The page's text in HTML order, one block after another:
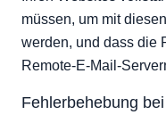
müssen, um mit
werden, und dass die
Remote-E-Mail-
Fehlerbehebung